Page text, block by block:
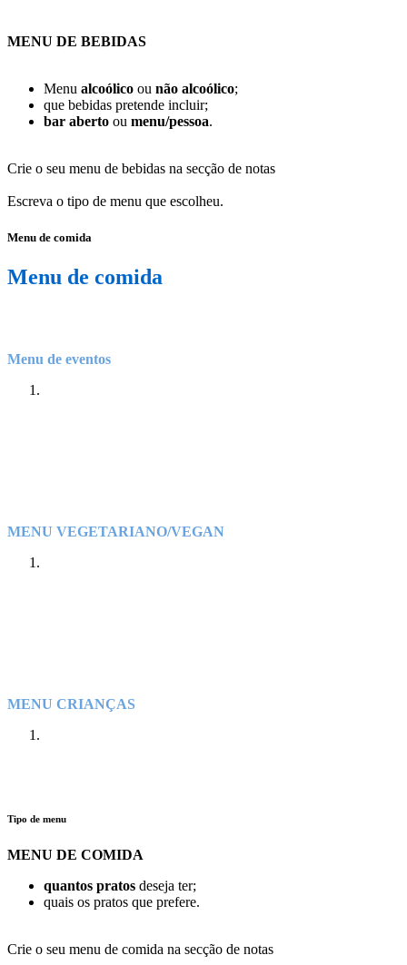
MENU DE BEBIDAS
Menu alcoólico ou não alcoólico;
que bebidas pretende incluir;
bar aberto ou menu/pessoa.
Crie o seu menu de bebidas na secção de notas
Escreva o tipo de menu que escolheu.
Menu de comida
Menu de comida
Menu de eventos
MENU VEGETARIANO/VEGAN
MENU CRIANÇAS
Tipo de menu
MENU DE COMIDA
quantos pratos deseja ter;
quais os pratos que prefere.
Crie o seu menu de comida na secção de notas